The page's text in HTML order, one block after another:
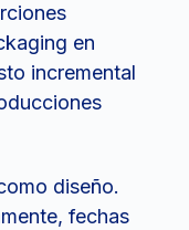
en
incremental
diseño.
fechas